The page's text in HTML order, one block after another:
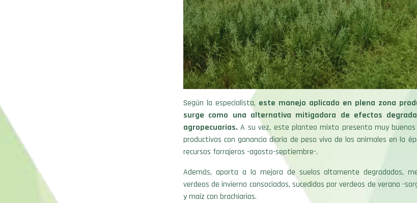
Según la especialista, este manejo aplicado en plena zona
surge como una alternativa mitigadora de efectos
agropecuarias. A su vez, este planteo mixto presenta muy
productivos con ganancia diaria de peso vivo de los animales en la
recursos forrajeros -agosto-septiembre-.
Además, aporta a la mejora de suelos altamente degradados,
verdeos de invierno consociados, sucedidos por verdeos de verano -
y maíz con brachiarias.